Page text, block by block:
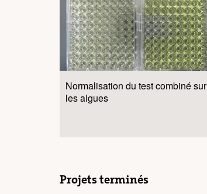
Normalisation du test combiné sur
les algues
Projets terminés